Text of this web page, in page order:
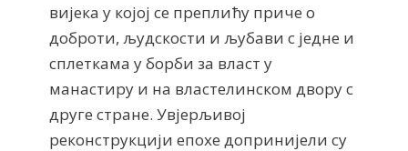
вијека у којој се преплићу приче о
доброти, људскости и љубави с једне и
сплеткама у борби за власт у
манастиру и на властелинском двору с
друге стране. Увјерљивој
реконструкцији епохе допринијели су